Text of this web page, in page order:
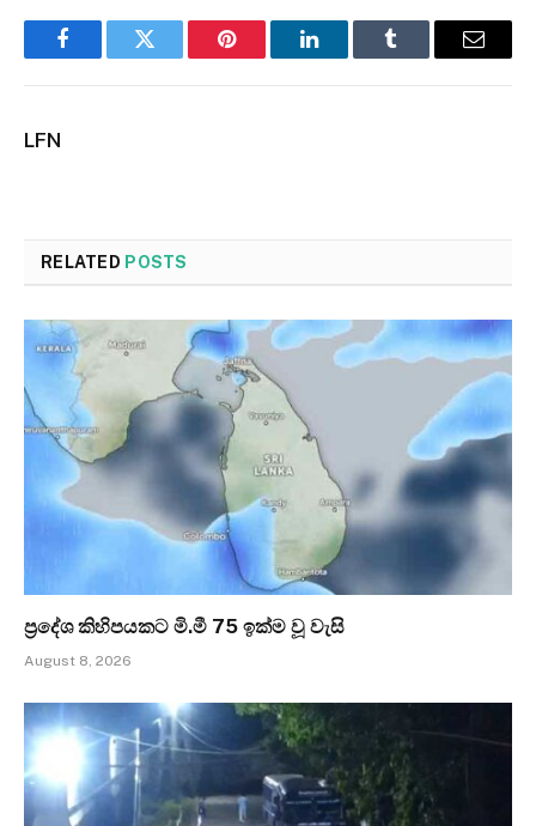
FacebookTwitter Pinterest LinkedInTumblr Email
LFN
RELATED POSTS
ප්‍රදේශ කිහිපයකට මි.මී 75 ඉක්ම වූ වැසි
August 8, 2026